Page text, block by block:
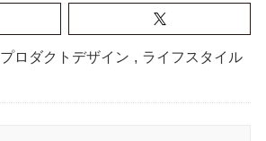
プロダクトデザイン , ライフスタイル